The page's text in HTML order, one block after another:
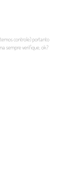
controle) portanto
sempre verifique, ok?